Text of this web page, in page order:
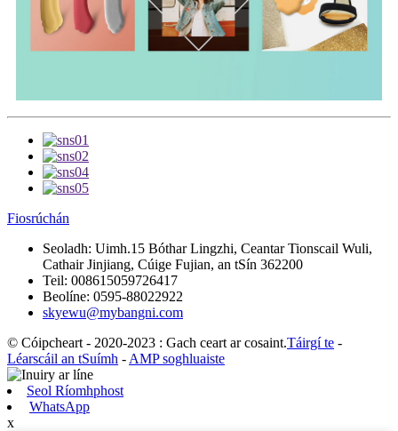
Fiosrúchán
Seoladh: Uimh.15 Bóthar Lingzhi, Ceantar Tionscail Wuli,
Cathair Jinjiang, Cúige Fujian, an tSín 362200
Teil: 008615059726417
Beolíne: 0595-88022922
skyewu@mybangni.com
© Cóipcheart - 2020-2023 : Gach ceart ar cosaint.Táirgí te -
Léarscáil an tSuímh - AMP soghluaiste
Seol Ríomhphost
WhatsApp
x